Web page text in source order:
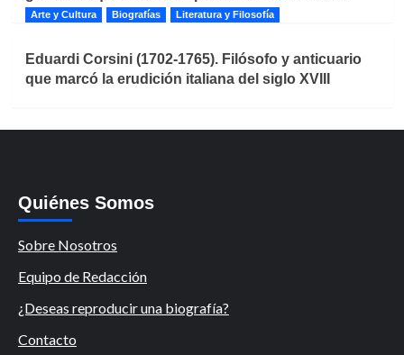
Arte y Cultura Biografías Literatura y Filosofía
Eduardi Corsini (1702-1765). Filósofo y anticuario
que marcó la erudición italiana del siglo XVIII
Quiénes Somos
Sobre Nosotros
Equipo de Redacción
¿Deseas reproducir una biografía?
Contacto